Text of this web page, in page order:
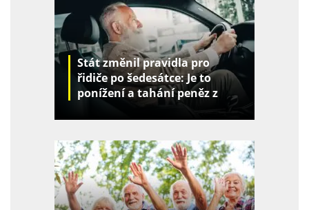
Stát změnil pravidla pro
řidiče po šedesátce: Je to
ponížení a tahání peněz z